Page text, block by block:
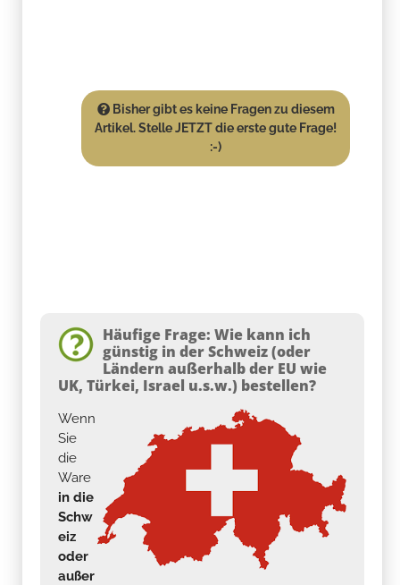
Bisher gibt es keine Fragen zu diesem
Artikel. Stelle JETZT die erste gute Frage!
:-)
Häufige Frage: Wie kann ich
günstig in der Schweiz (oder
Ländern außerhalb der EU wie
UK, Türkei, Israel u.s.w.) bestellen?
Wenn
Sie
die
Ware
in die
Schw
eiz
oder
außer